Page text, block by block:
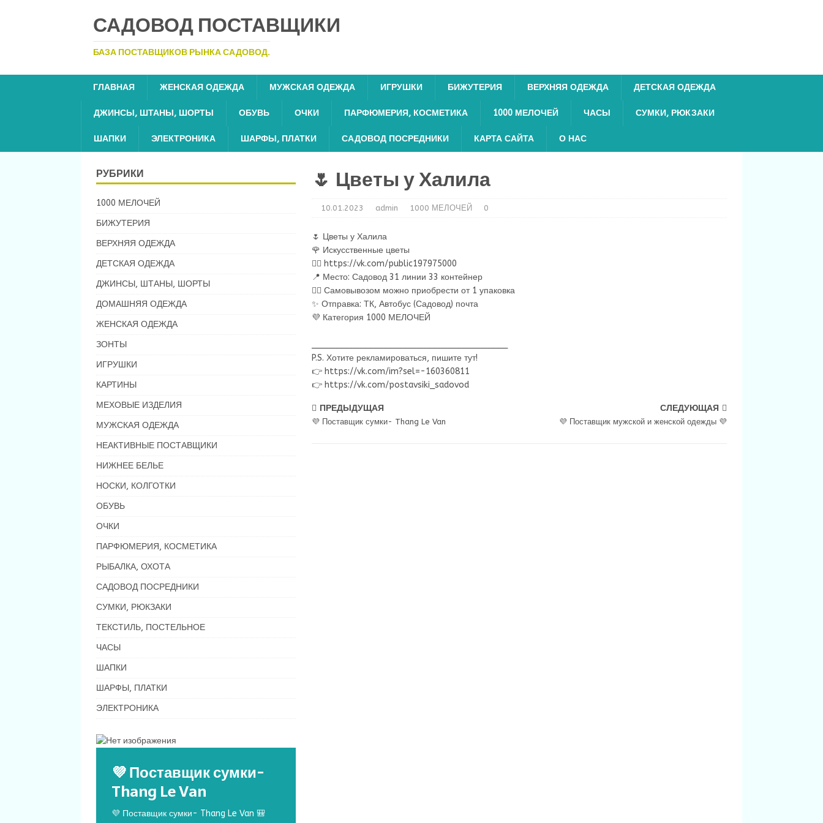
САДОВОД ПОСТАВЩИКИ
БАЗА ПОСТАВЩИКОВ РЫНКА САДОВОД.
ГЛАВНАЯ ЖЕНСКАЯ ОДЕЖДА МУЖСКАЯ ОДЕЖДА ИГРУШКИ БИЖУТЕРИЯ ВЕРХНЯЯ ОДЕЖДА ДЕТСКАЯ ОДЕЖДА
ДЖИНСЫ, ШТАНЫ, ШОРТЫ ОБУВЬ ОЧКИ ПАРФЮМЕРИЯ, КОСМЕТИКА 1000 МЕЛОЧЕЙ ЧАСЫ СУМКИ, РЮКЗАКИ
ШАПКИ ЭЛЕКТРОНИКА ШАРФЫ, ПЛАТКИ САДОВОД ПОСРЕДНИКИ КАРТА САЙТА О НАС
🌷 Цветы у Халила
10.01.2023 admin 1000 МЕЛОЧЕЙ 0
🌷 Цветы у Халила
🌹 Искусственные цветы
👉🏻 https://vk.com/public197975000
📍 Место: Садовод 31 линии 33 контейнер
🏃‍♂ Самовывозом можно приобрести от 1 упаковка
✨ Отправка: ТК, Автобус (Садовод) почта
💜 Категория 1000 МЕЛОЧЕЙ
P.S. Хотите рекламироваться, пишите тут!
👉 https://vk.com/im?sel=-160360811
👉 https://vk.com/postavsiki_sadovod
ПРЕДЫДУЩАЯ
💜 Поставщик сумки- Thang Le Van
СЛЕДУЮЩАЯ
💜 Поставщик мужской и женской одежды 💜
РУБРИКИ
1000 МЕЛОЧЕЙ
БИЖУТЕРИЯ
ВЕРХНЯЯ ОДЕЖДА
ДЕТСКАЯ ОДЕЖДА
ДЖИНСЫ, ШТАНЫ, ШОРТЫ
ДОМАШНЯЯ ОДЕЖДА
ЖЕНСКАЯ ОДЕЖДА
ЗОНТЫ
ИГРУШКИ
КАРТИНЫ
МЕХОВЫЕ ИЗДЕЛИЯ
МУЖСКАЯ ОДЕЖДА
НЕАКТИВНЫЕ ПОСТАВЩИКИ
НИЖНЕЕ БЕЛЬЕ
НОСКИ, КОЛГОТКИ
ОБУВЬ
ОЧКИ
ПАРФЮМЕРИЯ, КОСМЕТИКА
РЫБАЛКА, ОХОТА
САДОВОД ПОСРЕДНИКИ
СУМКИ, РЮКЗАКИ
ТЕКСТИЛЬ, ПОСТЕЛЬНОЕ
ЧАСЫ
ШАПКИ
ШАРФЫ, ПЛАТКИ
ЭЛЕКТРОНИКА
💜 Поставщик сумки-
Thang Le Van
💜 Поставщик сумки- Thang Le Van 🎒